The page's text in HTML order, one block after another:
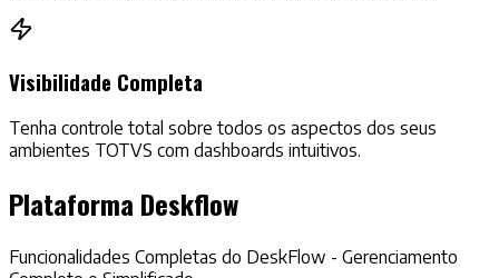
Visibilidade Completa
Tenha controle total sobre todos os aspectos dos seus
ambientes TOTVS com dashboards intuitivos.
Plataforma Deskflow
Funcionalidades Completas do DeskFlow - Gerenciamento